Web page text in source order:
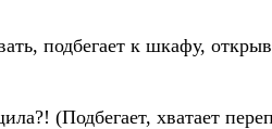
подбегает к шкафу,
(Подбегает, хватает